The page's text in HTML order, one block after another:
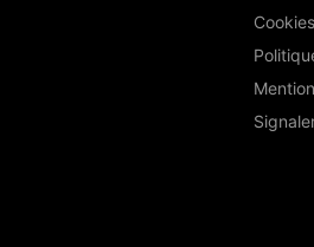
Cookies